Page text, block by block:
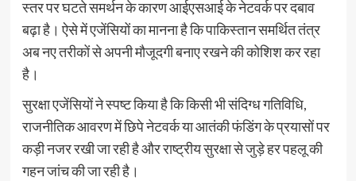
स्तर पर घटते समर्थन के कारण आईएसआई के नेटवर्क पर दबाव
बढ़ा है। ऐसे में एजेंसियों का मानना है कि पाकिस्तान समर्थित तंत्र
अब नए तरीकों से अपनी मौजूदगी बनाए रखने की कोशिश कर रहा
है।
सुरक्षा एजेंसियों ने स्पष्ट किया है कि किसी भी संदिग्ध गतिविधि,
राजनीतिक आवरण में छिपे नेटवर्क या आतंकी फंडिंग के प्रयासों पर
कड़ी नजर रखी जा रही है और राष्ट्रीय सुरक्षा से जुड़े हर पहलू की
गहन जांच की जा रही है।